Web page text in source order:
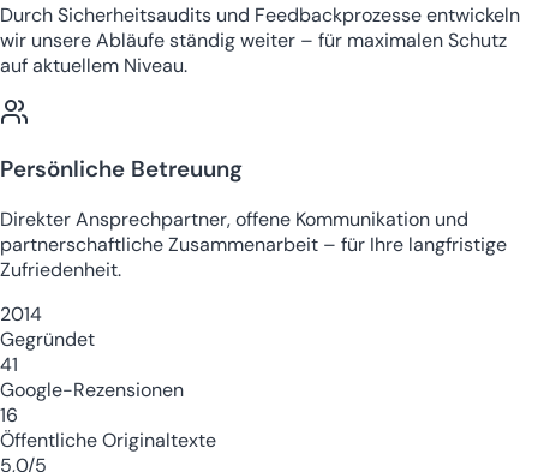
Durch Sicherheitsaudits und Feedbackprozesse entwickeln
wir unsere Abläufe ständig weiter – für maximalen Schutz
auf aktuellem Niveau.
Persönliche Betreuung
Direkter Ansprechpartner, offene Kommunikation und
partnerschaftliche Zusammenarbeit – für Ihre langfristige
Zufriedenheit.
2014
Gegründet
41
Google-Rezensionen
16
Öffentliche Originaltexte
5,0/5